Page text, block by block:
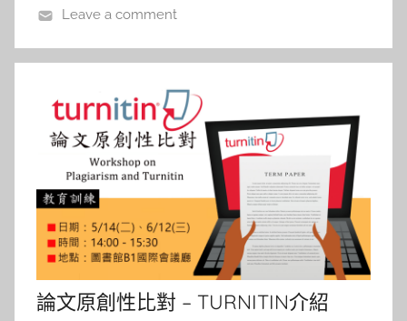
a
l
Leave a comment
論文原創性比對 – TURNITIN介紹